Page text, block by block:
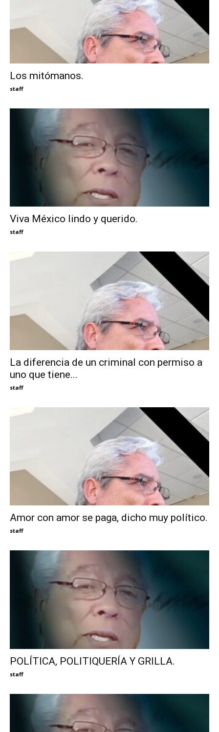
Los mitómanos.
staff
Viva México lindo y querido.
staff
La diferencia de un criminal con permiso a
uno que tiene...
staff
Amor con amor se paga, dicho muy político.
staff
POLÍTICA, POLITIQUERÍA Y GRILLA.
staff